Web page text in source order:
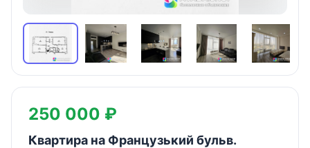
250 000 ₽
Квартира на Французький бульв.